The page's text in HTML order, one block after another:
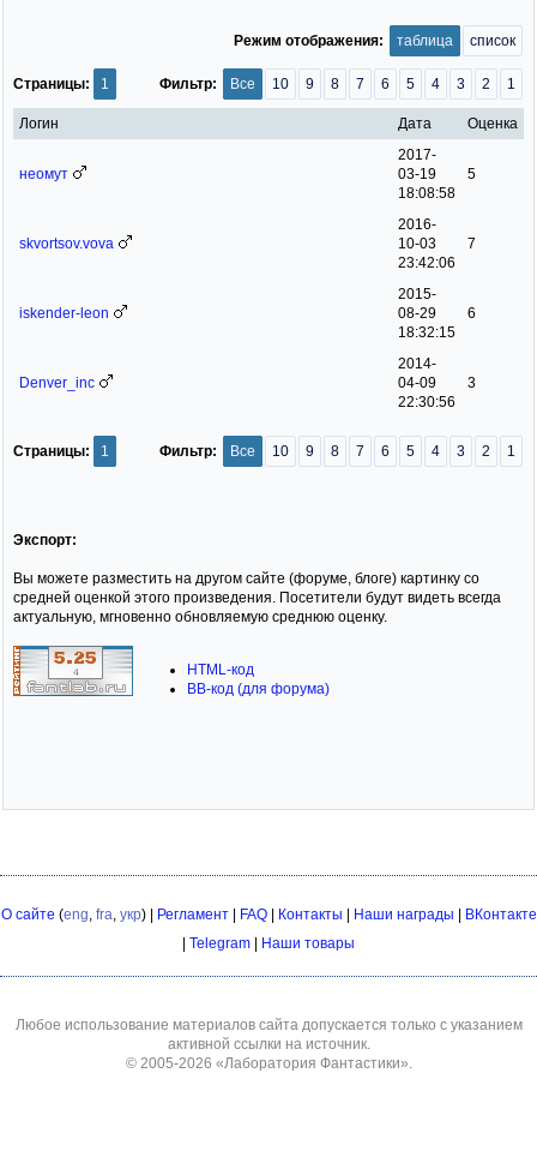
Режим отображения: таблица список
Все 10 9 8 7 6 5 4 3 2 1
Фильтр:
Страницы: 1
Логин Дата Оценка
неомут
2017-
03-19
18:08:58
5
skvortsov.vova
2016-
10-03
23:42:06
7
iskender-leon
2015-
08-29
18:32:15
6
Denver_inc
2014-
04-09
22:30:56
3
Все 10 9 8 7 6 5 4 3 2 1
Фильтр:
Страницы: 1
Экспорт:
Вы можете разместить на другом сайте (форуме, блоге) картинку со
средней оценкой этого произведения. Посетители будут видеть всегда
актуальную, мгновенно обновляемую среднюю оценку.
HTML-код
BB-код (для форума)
О сайте (eng fra укр) | Регламент| FAQ| Контакты | Наши награды | ВКонтакте
| Telegram | Наши товары
Любое использование материалов сайта допускается только с указанием
активной ссылки на источник.
© 2005-2026 «Лаборатория Фантастики»